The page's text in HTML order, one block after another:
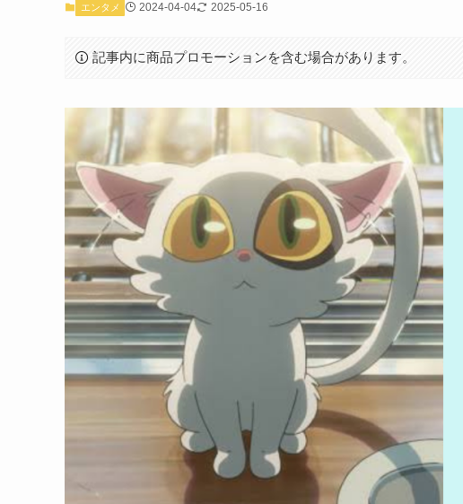
エンタメ 2024-04-04 2025-05-16
記事内に商品プロモーションを含む場合があります。